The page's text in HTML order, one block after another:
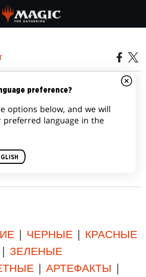
CRIMSON VOW
Coast
| ЧЕРНЫЕ| КРАСНЫЕ
| ЗЕЛЕНЫЕ
| АРТЕФАКТЫ |
preference?
options below, and we will
language in the